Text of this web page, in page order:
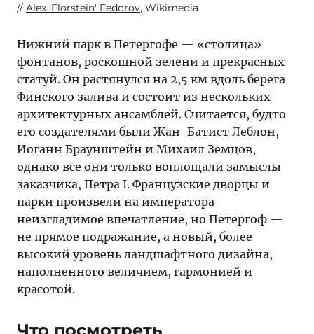
Alex 'Florstein' Fedorov, Wikimedia
Нижний парк в Петергофе — «столица»
фонтанов, роскошной зелени и прекрасных
статуй. Он растянулся на 2,5 км вдоль берега
Финского залива и состоит из нескольких
архитектурных ансамблей. Считается, будто
его создателями были Жан-Батист Леблон,
Иоганн Браунштейн и Михаил Земцов,
однако все они только воплощали замыслы
заказчика, Петра I. Французские дворцы и
парки произвели на императора
неизгладимое впечатление, но Петергоф —
не прямое подражание, а новый, более
высокий уровень ландшафтного дизайна,
наполненного величием, гармонией и
красотой.
Что посмотреть